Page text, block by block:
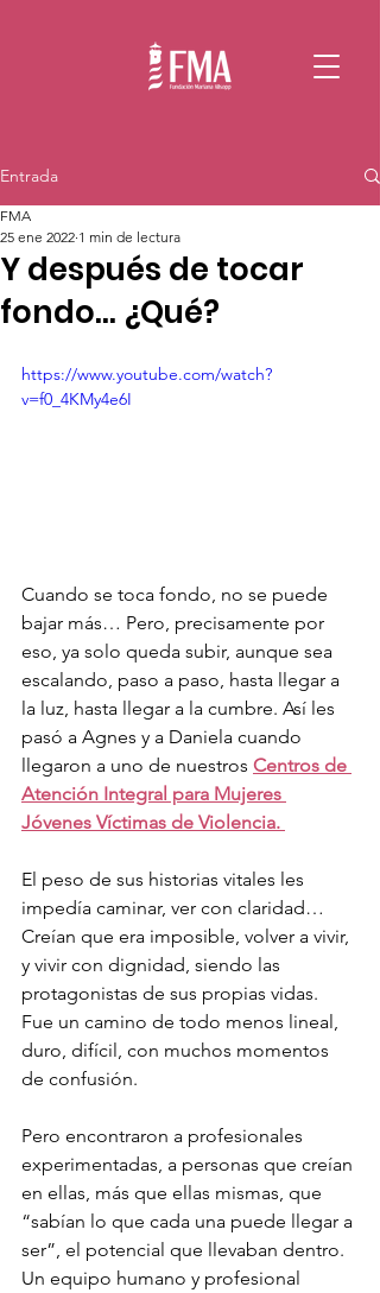
Entrada
Y después de tocar
fondo... ¿Qué?
FMA
25 ene 2022 1 min de lectura
https://www.youtube.com/watch?
v=f0_4KMy4e6I
Cuando se toca fondo, no se puede
bajar más… Pero, precisamente por
eso, ya solo queda subir, aunque sea
escalando, paso a paso, hasta llegar a
la luz, hasta llegar a la cumbre. Así les
pasó a Agnes y a Daniela cuando
llegaron a uno de nuestros Centros de
Atención Integral para Mujeres
Jóvenes Víctimas de Violencia.
El peso de sus historias vitales les
impedía caminar, ver con claridad…
Creían que era imposible, volver a vivir,
y vivir con dignidad, siendo las
protagonistas de sus propias vidas.
Fue un camino de todo menos lineal,
duro, difícil, con muchos momentos
de confusión.
Pero encontraron a profesionales
experimentadas, a personas que creían
en ellas, más que ellas mismas, que
“sabían lo que cada una puede llegar a
ser”, el potencial que llevaban dentro.
Un equipo humano y profesional